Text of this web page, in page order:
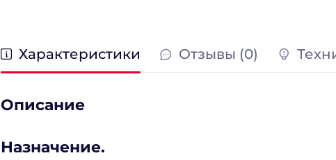
Характеристики Отзывы (0)
Описание
Назначение.